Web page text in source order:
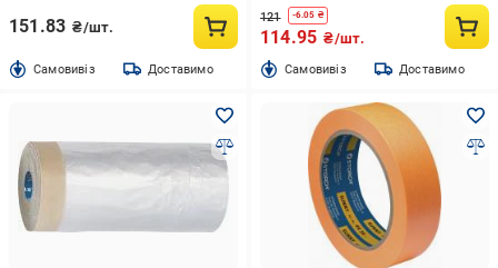
151.83 ₴/шт.
Cамовивіз Доставимо
121 -6.05 ₴
114.95 ₴/шт.
Cамовивіз Доставимо